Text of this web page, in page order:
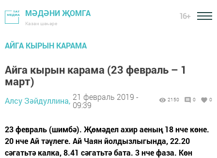
МӘДӘНИ ҖОМГА
Казан шәһәре
16+
АЙГА КЫРЫН КАРАМА
Айга кырын карама (23 февраль – 1
март)
Алсу Зәйдуллина, 21 февраль 2019 -
09:39
2150 0 0
23 февраль (шимбә). Җөмәдел ахир аеның 18 нче көне.
20 нче Ай тәүлеге. Ай Чаян йолдызлыгында, 22.20
сәгатьтә калка, 8.41 сәгатьтә бата. 3 нче фаза. Көн